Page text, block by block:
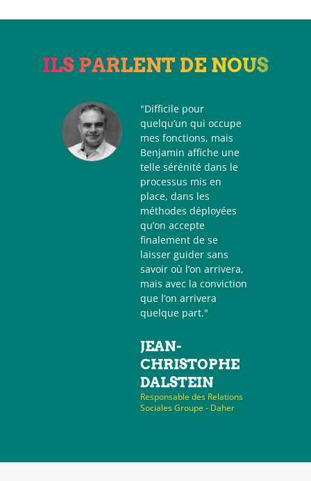
ILS PARLENT DE NOUS
"Difficile pour
quelqu’un qui occupe
mes fonctions, mais
Benjamin affiche une
telle sérénité dans le
processus mis en
place, dans les
méthodes déployées
qu’on accepte
finalement de se
laisser guider sans
savoir où l’on arrivera,
mais avec la conviction
que l’on arrivera
quelque part."
JEAN-
CHRISTOPHE
DALSTEIN
Responsable des Relations
Sociales Groupe - Daher